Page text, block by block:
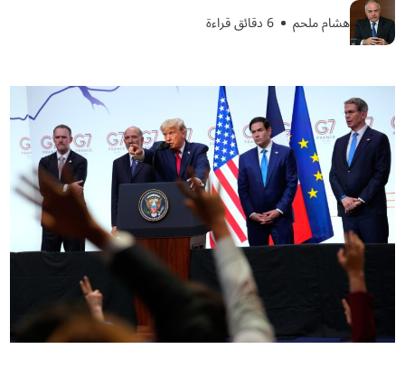
هشام ملحم 6 دقائق قراءة